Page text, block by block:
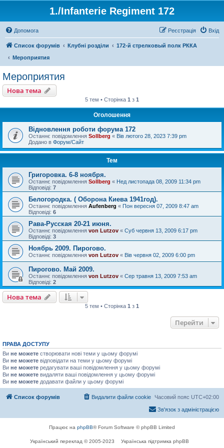
1./Infanterie Regiment 172
Допомога Вхід
Реєстрація
Список форумів Клубні розділи
172-й стрелковый полк РККА
Мероприятия
Мероприятия
Нова тема
5 тем • Сторінка 1 з 1
Оголошення
Відновлення роботи форума 172
Останнє повідомлення Sollberg « Вів лютого 28, 2023 7:39 pm
Додано в Форум/Сайт
Тем
Григоровка. 6-8 ноября.
Останнє повідомлення Sollberg « Нед листопада 08, 2009 11:34 pm
Відповіді: 7
Белогородка. ( Оборона Киева 1941год).
Останнє повідомлення Aufenberg « Пон вересня 07, 2009 8:47 am
Відповіді: 6
Рава-Русская 20-21 июня.
Останнє повідомлення von Lutzov « Суб червня 13, 2009 6:17 pm
Відповіді: 3
Ноябрь 2009. Пирогово.
Останнє повідомлення von Lutzov « Вів червня 02, 2009 6:00 pm
Пирогово. Май 2009.
Останнє повідомлення von Lutzov « Сер травня 13, 2009 7:53 am
Відповіді: 2
Нова тема
5 тем • Сторінка 1 з 1
Перейти
ПРАВА ДОСТУПУ
Ви не можете створювати нові теми у цьому форумі
Ви не можете відповідати на теми у цьому форумі
Ви не можете редагувати ваші повідомлення у цьому форумі
Ви не можете видаляти ваші повідомлення у цьому форумі
Ви не можете додавати файли у цьому форумі
Список форумів Часовий пояс UTC+02:00
Видалити файли cookie
Зв'язок з адміністрацією
Працює на phpBB® Forum Software © phpBB Limited
Український переклад © 2005-2023 Українська підтримка phpBB